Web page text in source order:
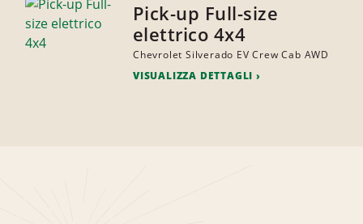
Pick-up Full-size
elettrico 4x4
Chevrolet Silverado EV Crew Cab AWD
VISUALIZZA DETTAGLI